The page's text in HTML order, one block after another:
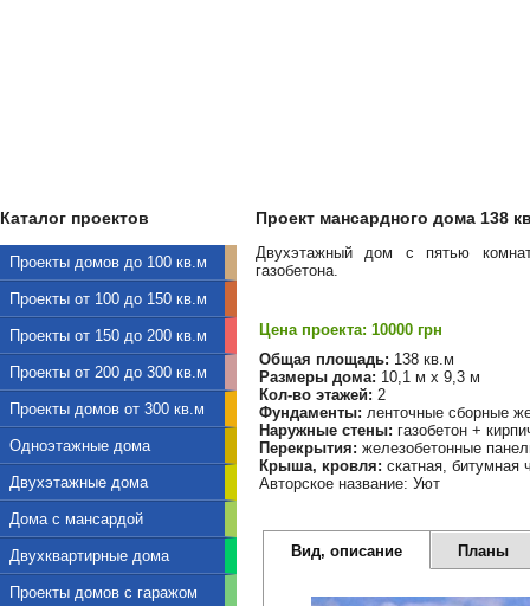
Каталог проектов
Проекты домов до 100 кв.м
Проекты от 100 до 150 кв.м
Проекты от 150 до 200 кв.м
Проекты от 200 до 300 кв.м
Проекты домов от 300 кв.м
Одноэтажные дома
Двухэтажные дома
Дома с мансардой
Двухквартирные дома
Проекты домов с гаражом
Проект мансардного дома 138
Двухэтажный дом с пятью
газобетона.
Цена проекта: 10000 грн
Общая площадь: 138 кв.м
Размеры дома: 10,1 м х 9,3 м
Кол-во этажей: 2
Фундаменты: ленточные сборные
Наружные стены: газобетон +
Перекрытия: железобетонные
Крыша, кровля: скатная, битумная
Авторское название: Уют
Вид, описание Планы